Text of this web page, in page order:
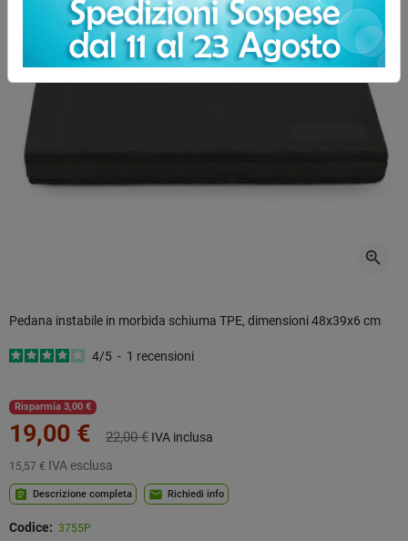
zoom_in
Pedana instabile in morbida schiuma TPE, dimensioni 48x39x6 cm
4/5 - 1 recensioni
Risparmia 3,00 €
19,00 € 22,00 € IVA inclusa
15,57 € IVA esclusa
assignment Descrizione completa mail Richiedi info
Codice: 3755P